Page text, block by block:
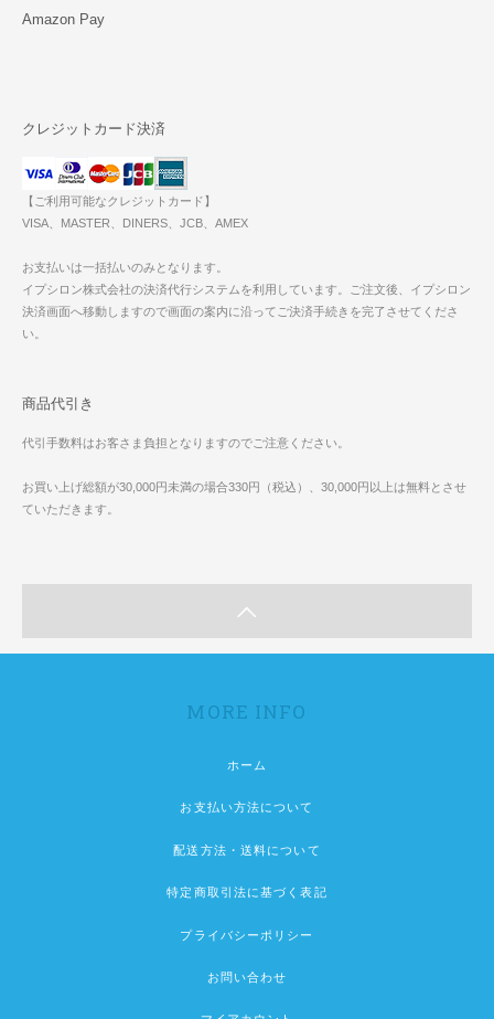
Amazon Pay
クレジットカード決済
【ご利用可能なクレジットカード】
VISA、MASTER、DINERS、JCB、AMEX
お支払いは一括払いのみとなります。
イプシロン株式会社の決済代行システムを利用しています。ご注文後、イプシロン
決済画面へ移動しますので画面の案内に沿ってご決済手続きを完了させてくださ
い。
商品代引き
代引手数料はお客さま負担となりますのでご注意ください。
お買い上げ総額が30,000円未満の場合330円（税込）、30,000円以上は無料とさせ
ていただきます。
MORE INFO
ホーム
お支払い方法について
配送方法・送料について
特定商取引法に基づく表記
プライバシーポリシー
お問い合わせ